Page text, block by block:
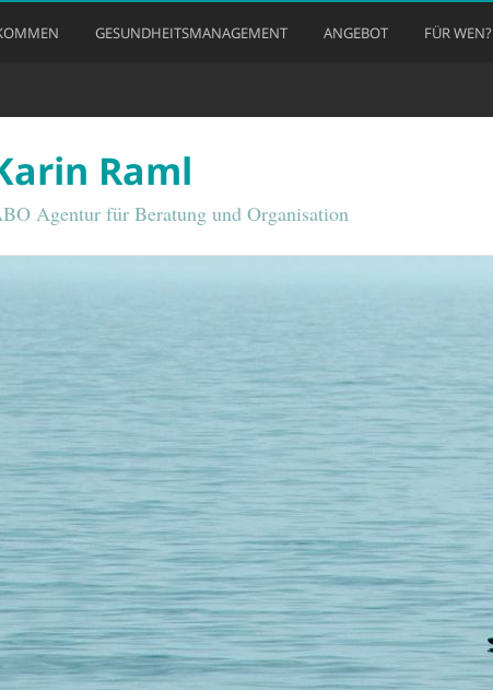
GESUNDHEITSMANAGEMENT ANGEBOT FÜR WEN?
Raml
Agentur für Beratung und Organisation